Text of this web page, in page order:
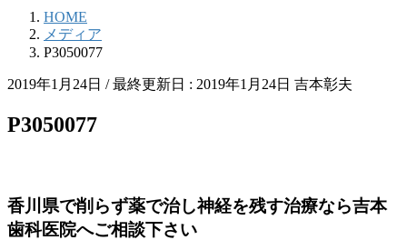
HOME
メディア
P3050077
2019年1月24日 / 最終更新日 : 2019年1月24日 吉本彰夫
P3050077
香川県で削らず薬で治し神経を残す治療なら吉本
歯科医院へご相談下さい